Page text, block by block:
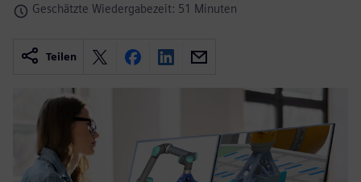
Geschätzte Wiedergabezeit: 51 Minuten
Teilen